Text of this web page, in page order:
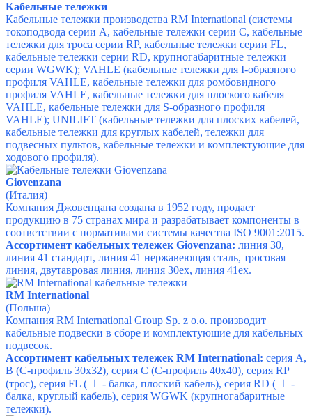
Кабельные тележки
Кабельные тележки производства RM International (системы
токоподвода серии A, кабельные тележки серии C, кабельные
тележки для троса серии RP, кабельные тележки серии FL,
кабельные тележки серии RD, крупногабаритные тележки
серии WGWK); VAHLE (кабельные тележки для I-образного
профиля VAHLE, кабельные тележки для ромбовидного
профиля VAHLE, кабельные тележки для плоского кабеля
VAHLE, кабельные тележки для S-образного профиля
VAHLE); UNILIFT (кабельные тележки для плоских кабелей,
кабельные тележки для круглых кабелей, тележки для
подвесных пультов, кабельные тележки и комплектующие для
ходового профиля).
Giovenzana
(Италия)
Компания Джовенцана создана в 1952 году, продает
продукцию в 75 странах мира и разрабатывает компоненты в
соответствии с нормативами системы качества ISO 9001:2015.
Ассортимент кабельных тележек Giovenzana: линия 30,
линия 41 стандарт, линия 41 нержавеющая сталь, тросовая
линия, двутавровая линия, линия 30ех, линия 41ех.
RM International
(Польша)
Компания RM International Group Sp. z o.o. производит
кабельные подвески в сборе и комплектующие для кабельных
подвесок.
Ассортимент кабельных тележек RM International: серия А,
В (С-профиль 30х32), серия С (С-профиль 40х40), серия RP
(трос), серия FL ( ⊥ - балка, плоский кабель), серия RD ( ⊥ -
балка, круглый кабель), серия WGWK (крупногабаритные
тележки).